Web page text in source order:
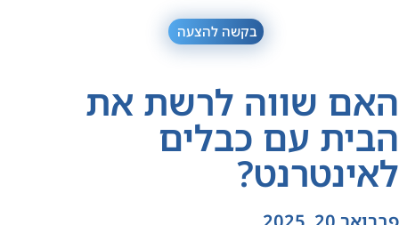
בקשה להצעה
האם שווה לרשת את
הבית עם כבלים
לאינטרנט?